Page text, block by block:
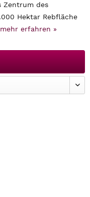
Zentrum des
Hektar Rebfläche
mehr erfahren »